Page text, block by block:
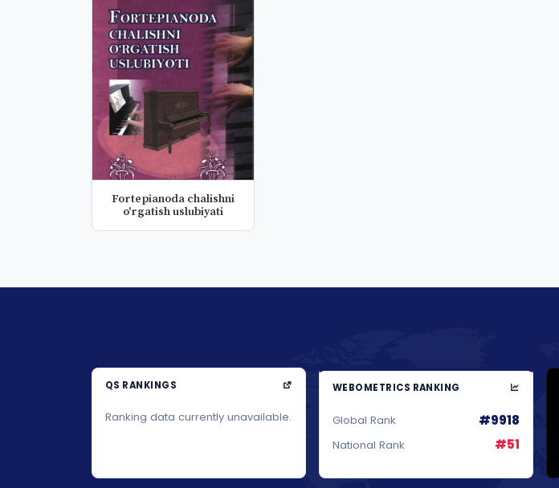
Fortepianoda chalishni
o'rgatish uslubiyati
QS RANKINGS
Ranking data currently unavailable.
WEBOMETRICS RANKING
Global Rank #9918
National Rank #51